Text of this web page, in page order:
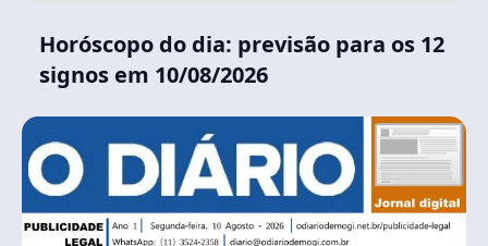
Horóscopo do dia: previsão para os 12
signos em 10/08/2026